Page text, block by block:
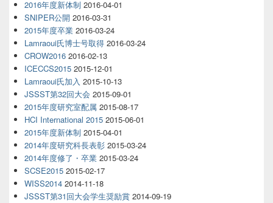
2016年度新体制 2016-04-01
SNIPER公開 2016-03-31
2015年度卒業 2016-03-24
Lamraoui氏博士号取得 2016-03-24
CROW2016 2016-02-13
ICECCS2015 2015-12-01
Lamraoui氏加入 2015-10-13
JSSST第32回大会 2015-09-01
2015年度研究室配属 2015-08-17
HCI International 2015 2015-06-01
2015年度新体制 2015-04-01
2014年度研究科長表彰 2015-03-24
2014年度修了・卒業 2015-03-24
SCSE2015 2015-02-17
WISS2014 2014-11-18
JSSST第31回大会学生奨励賞 2014-09-19